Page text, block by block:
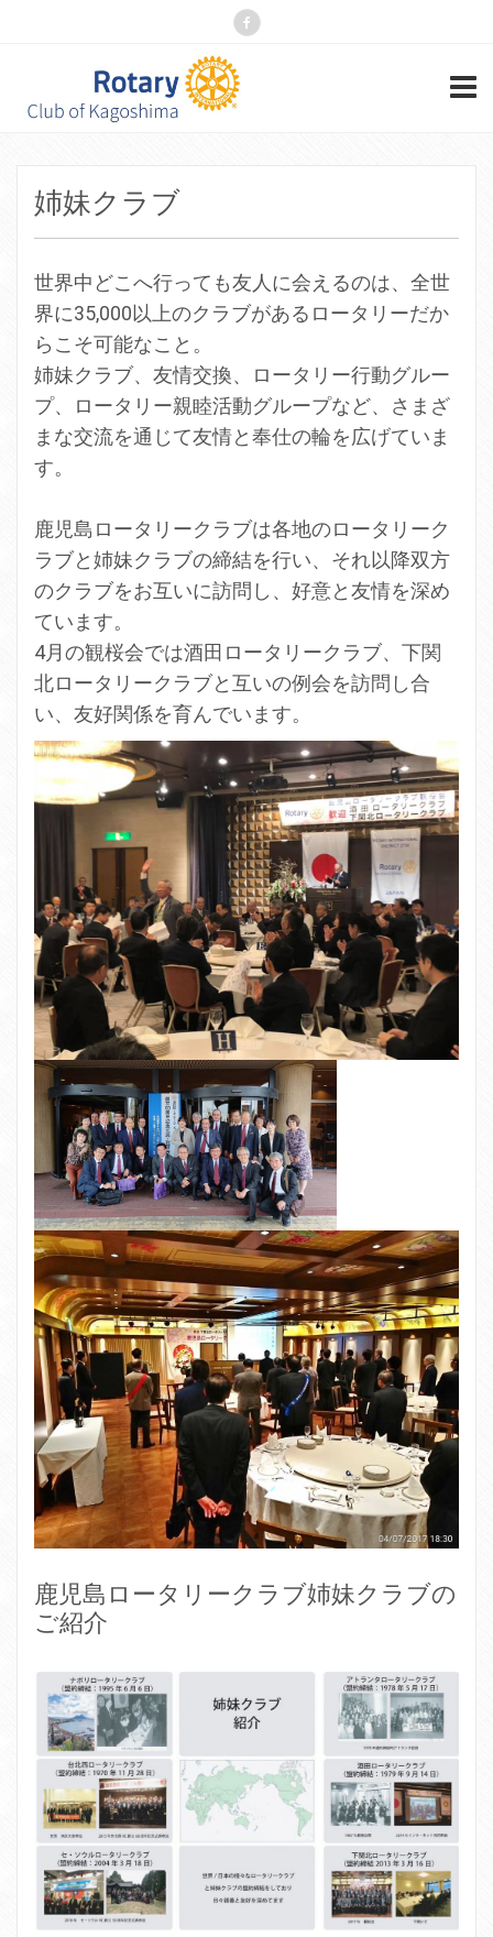
姉妹クラブ
世界中どこへ行っても友人に会えるのは、全世
界に35,000以上のクラブがあるロータリーだか
らこそ可能なこと。
姉妹クラブ、友情交換、ロータリー行動グルー
プ、ロータリー親睦活動グループなど、さまざ
まな交流を通じて友情と奉仕の輪を広げていま
す。
鹿児島ロータリークラブは各地のロータリーク
ラブと姉妹クラブの締結を行い、それ以降双方
のクラブをお互いに訪問し、好意と友情を深め
ています。
4月の観桜会では酒田ロータリークラブ、下関
北ロータリークラブと互いの例会を訪問し合
い、友好関係を育んでいます。
鹿児島ロータリークラブ姉妹クラブの
ご紹介